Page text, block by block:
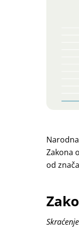
Zakona
od